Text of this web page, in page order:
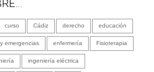
curso Cádiz derecho educación
emergencias enfermería Fisioterapia
ingeniería eléctrica